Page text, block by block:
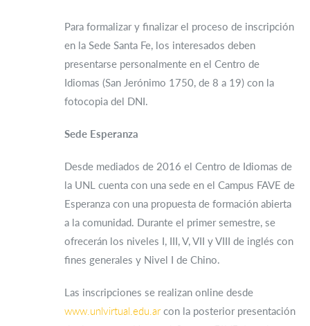
Para formalizar y finalizar el proceso de inscripción
en la Sede Santa Fe, los interesados deben
presentarse personalmente en el Centro de
Idiomas (San Jerónimo 1750, de 8 a 19) con la
fotocopia del DNI.
Sede Esperanza
Desde mediados de 2016 el Centro de Idiomas de
la UNL cuenta con una sede en el Campus FAVE de
Esperanza con una propuesta de formación abierta
a la comunidad. Durante el primer semestre, se
ofrecerán los niveles I, III, V, VII y VIII de inglés con
fines generales y Nivel I de Chino.
Las inscripciones se realizan online desde
www.unlvirtual.edu.ar con la posterior presentación